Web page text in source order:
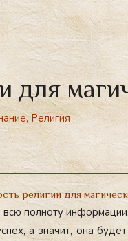
для
,Религия
религии для
пол­но­ту
а зна­чит, она